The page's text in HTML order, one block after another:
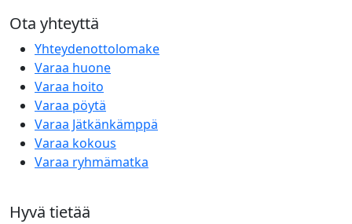
Ota yhteyttä
Yhteydenottolomake
Varaa huone
Varaa hoito
Varaa pöytä
Varaa Jätkänkämppä
Varaa kokous
Varaa ryhmämatka
Hyvä tietää